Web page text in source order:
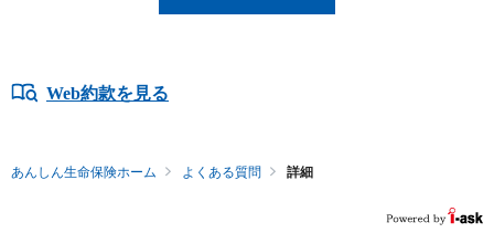
Web約款を見る
あんしん生命保険ホーム よくある質問 詳細